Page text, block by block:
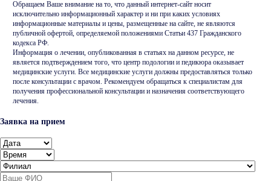
Обращаем Ваше внимание на то, что данный интернет-сайт носит
исключительно информационный характер и ни при каких условиях
информационные материалы и цены, размещенные на сайте, не являются
публичной офертой, определяемой положениями Статьи 437 Гражданского
кодекса РФ.
Информация о лечении, опубликованная в статьях на данном ресурсе, не
является подтверждением того, что центр подологии и педикюра оказывает
медицинские услуги. Все медицинские услуги должны предоставляться только
после консультации с врачом. Рекомендуем обращаться к специалистам для
получения профессиональной консультации и назначения соответствующего
лечения.
Заявка на прием